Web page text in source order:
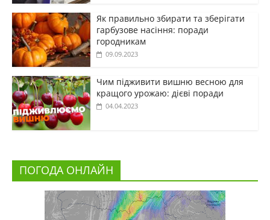
Як правильно збирати та зберігати
гарбузове насіння: поради
городникам
09.09.2023
Чим підживити вишню весною для
кращого урожаю: дієві поради
04.04.2023
ПОГОДА ОНЛАЙН